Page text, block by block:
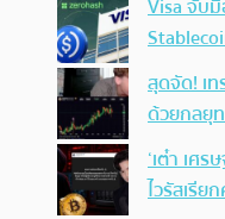
Visa จับ
สุดจัด! เ
ด้วยกลยุ
‘เต๋า เศ
ไวรัสเรีย